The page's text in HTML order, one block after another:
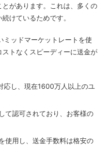
があります。これは、多くの
けているためです。
ミッドマーケットレートを使
トなくスピーディーに送金が
応し、現在1600万人以上のユ
て認可されており、お客様の
使用し、送金手数料は格安の